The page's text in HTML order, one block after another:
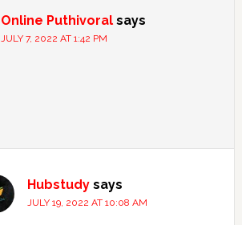
Online Puthivoral says
JULY 7, 2022 AT 1:42 PM
Hubstudy says
JULY 19, 2022 AT 10:08 AM